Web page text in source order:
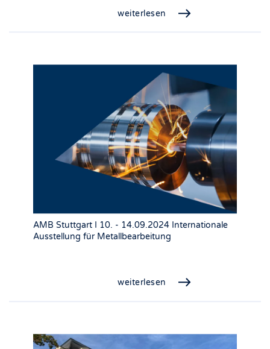
weiterlesen
AMB Stuttgart I 10. - 14.09.2024 Internationale
Ausstellung für Metallbearbeitung
weiterlesen